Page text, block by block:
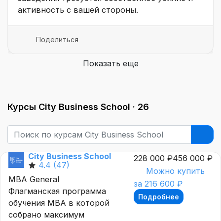
активность с вашей стороны.
Поделиться
Показать еще
Курсы City Business School · 26
City Business School
4.4 (47)
MBA General
Флагманская программа
обучения MBA в которой
собрано максимум
228 000 ₽456 000 ₽
Можно купить
за 216 600 ₽
Подробнее